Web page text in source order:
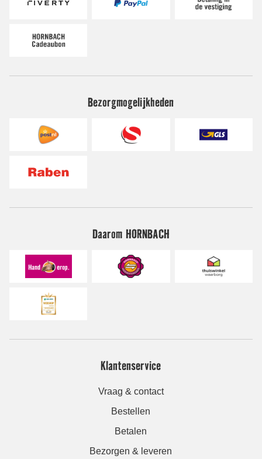
Bezorgmogelijkheden
Daarom HORNBACH
Klantenservice
Vraag & contact
Bestellen
Betalen
Bezorgen & leveren